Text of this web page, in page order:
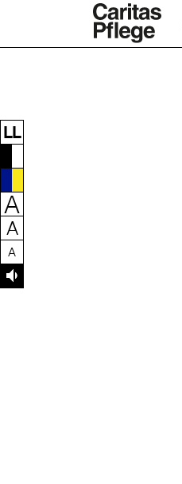
Zum Inhalt dieser Seite
Zur Navigation
Zum Footer dieser Seite
LL
A
A
A